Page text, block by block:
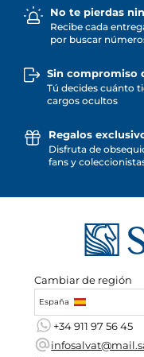
No te pierdas
Recibe cada
por buscar
Sin compromiso
Tú decides cuánto
cargos ocultos
Regalos
Disfruta de
fans y
Cambiar de región
España
+34 911 97 56 45